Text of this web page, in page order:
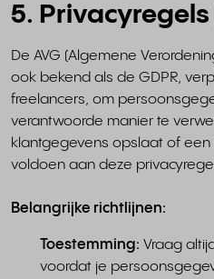
5. Privacyregels
De AVG (Algemene
ook bekend als de GDPR,
freelancers, om
verantwoorde manier te
klantgegevens opslaat of
voldoen aan deze
Belangrijke richtlijnen:
Toestemming: Vraag
voordat je